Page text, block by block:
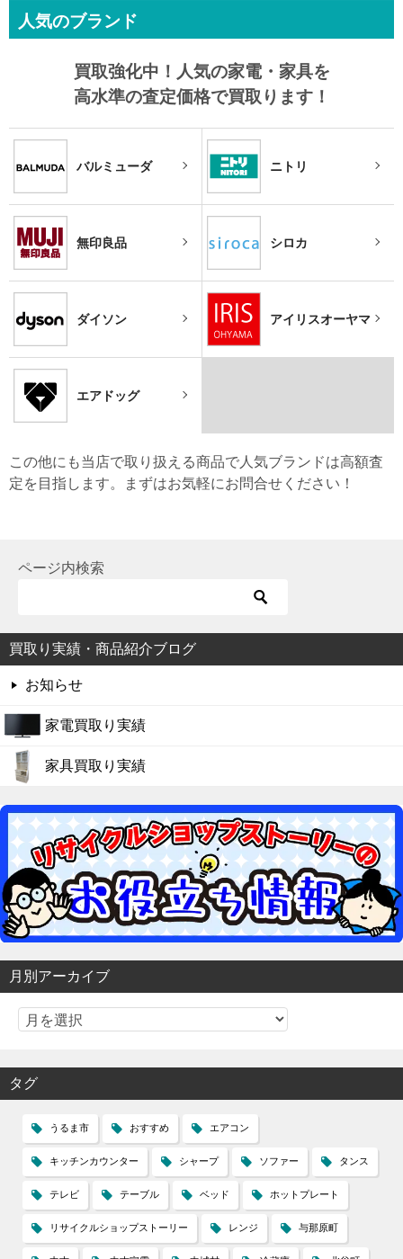
人気のブランド
買取強化中！ 人気の家電・家具を
高水準の査定価格で買取ります！
バルミューダ ニトリ
無印良品 シロカ
ダイソン アイリスオーヤマ
エアドッグ
この他にも当店で取り扱える商品で人気ブランドは高額査
定を目指します。まずはお気軽にお問合せください！
ページ内検索
買取り実績・商品紹介ブログ
お知らせ
家電買取り実績
家具買取り実績
月別アーカイブ
タグ
うるま市 おすすめ エアコン
キッチンカウンター シャープ ソファー タンス
テレビ テーブル ベッド ホットプレート
リサイクルショップストーリー レンジ 与那原町